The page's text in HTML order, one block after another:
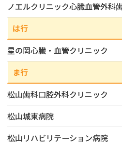
ノエルクリニック心臓血管外科
は行
星の岡心臓・血管クリニック
ま行
松山歯科口腔外科クリニック
松山城東病院
松山リハビリテーション病院